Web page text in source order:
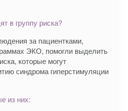
в группу риска?
за пациентками,
ЭКО, помогли выделить
которые могут
синдрома гиперстимуляции
из них: